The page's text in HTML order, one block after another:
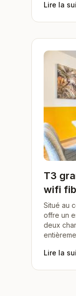
Lire la
T3
wifi
Situé au
offre un
deux
Lire la